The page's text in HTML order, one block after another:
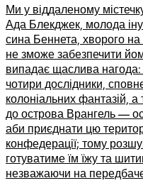
Ми у віддаленому
Ада Блекджек, молода
сина Беннета, хворого на
не зможе забезпечити
випадає щаслива
чотири дослідники,
колоніальних фантазій,
до острова Врангель —
аби приєднати цю
конфедерації; тому
готуватиме їм їжу та
незважаючи на